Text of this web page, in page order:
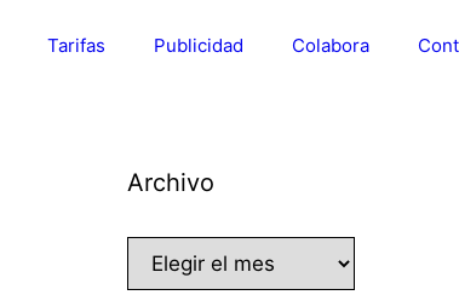
Tarifas Publicidad Colabora
Archivo
Archivo